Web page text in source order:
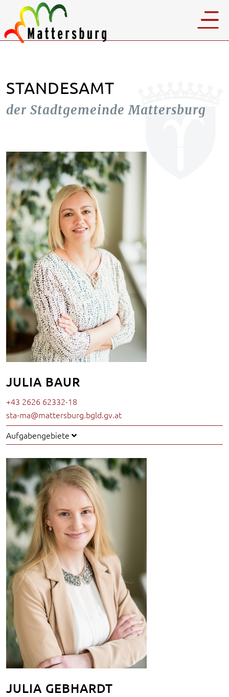
STANDESAMT
der Stadtgemeinde Mattersburg
JULIA BAUR
+43 2626 62332-18
sta-ma@mattersburg.bgld.gv.at
Aufgabengebiete
JULIA GEBHARDT